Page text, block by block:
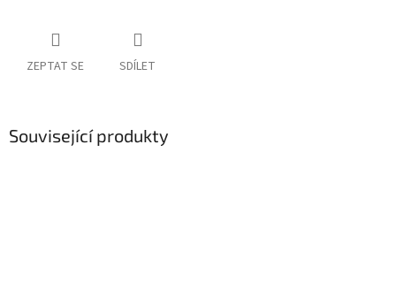
ZEPTAT SE SDÍLET
Související produkty